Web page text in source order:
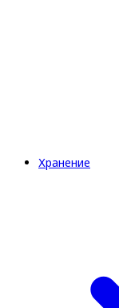
Хранение